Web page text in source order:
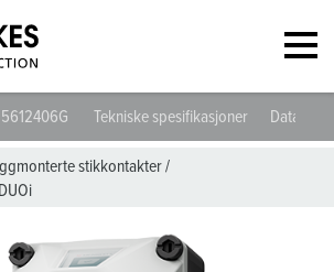
Tekniske spesifikasjoner Datablad
stikkontakter/